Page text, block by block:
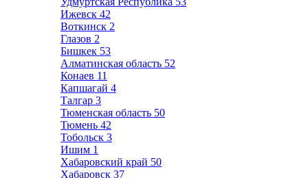
Ижевск 42
Воткинск 2
Глазов 2
Бишкек 53
Алматинская область 52
Конаев 11
Капшагай 4
Талгар 3
Тюменская область 50
Тюмень 42
Тобольск 3
Ишим 1
Хабаровский край 50
Хабаровск 37